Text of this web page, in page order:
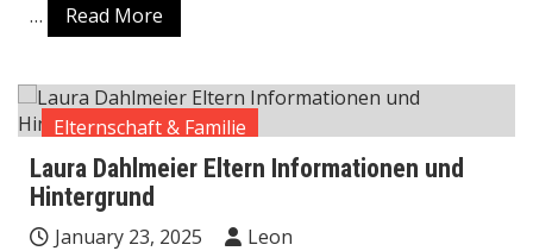
…
Read More
Elternschaft & Familie
Laura Dahlmeier Eltern Informationen und
Hintergrund
January 23, 2025
Leon